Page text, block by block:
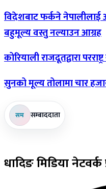
विदेशबाटफर्कने नेपालीलाई
बहुमूल्य वस्तु नल्याउन आग्रह
कोरियालीराजदूतद्वारा
सुनकोमूल्य तोलामा चार
सम सम्बाददाता
धादिङमिडिया नेटवर्क